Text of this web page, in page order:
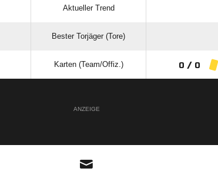
Aktueller Trend
Bester Torjäger (Tore)
Karten (Team/Offiz.) 0 / 0
ANZEIGE